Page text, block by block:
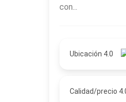
con...
Ubicación 4.0
Calidad/precio